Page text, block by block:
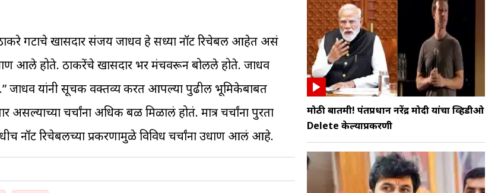
ठाकरे गटाचे खासदार संजय जाधव हे सध्या नॉट रिचेबल आहेत असं
आले होते. ठाकरेंचे खासदार भर मंचवरून बोलले होते. जाधव
जाधव यांनी सूचक वक्तव्य करत आपल्या पुढील भूमिकेबाबत
चर्चांना अधिक बळ मिळालं होतं. मात्र चर्चांना पुरता
नॉट रिचेबलच्या प्रकरणामुळे विविध चर्चांना उधाण आलं आहे.
मोठी बातमी! पंतप्रधान नरेंद्र मोदी यांचा व्हिडीओ
Delete केल्याप्रकरणी